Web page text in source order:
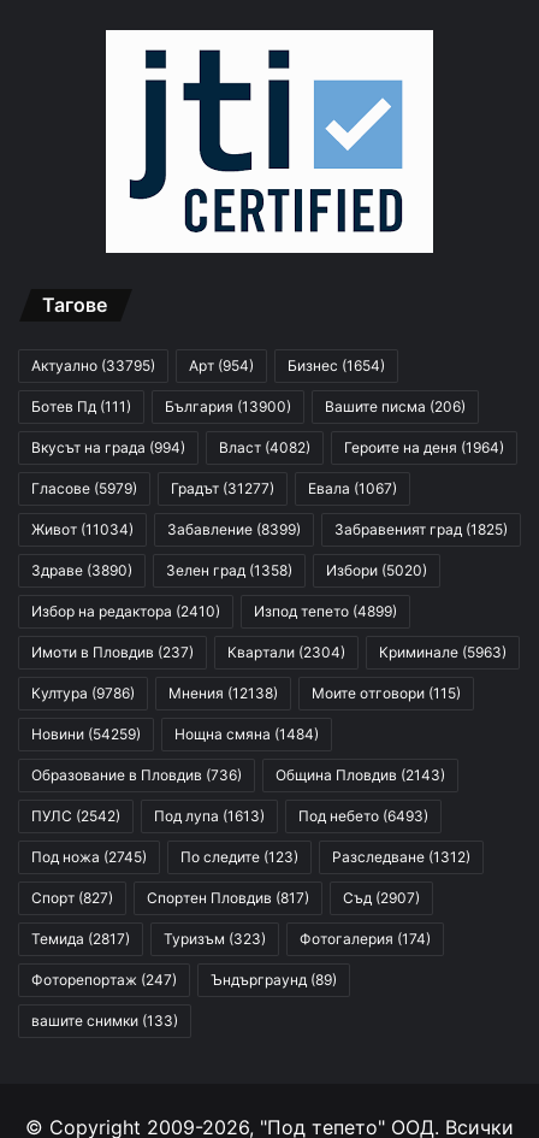
Тагове
Актуално (33795) Арт (954) Бизнес (1654)
Ботев Пд (111) България (13900) Вашите писма (206)
Вкусът на града (994) Власт (4082) Героите на деня (1964)
Гласове (5979) Градът (31277) Евала (1067)
Живот (11034) Забавление (8399) Забравеният град (1825)
Здраве (3890) Зелен град (1358) Избори (5020)
Избор на редактора (2410) Изпод тепето (4899)
Имоти в Пловдив (237) Квартали (2304) Криминале (5963)
Култура (9786) Мнения (12138) Моите отговори (115)
Новини (54259) Нощна смяна (1484)
Образование в Пловдив (736) Община Пловдив (2143)
ПУЛС (2542) Под лупа (1613) Под небето (6493)
Под ножа (2745) По следите (123) Разследване (1312)
Спорт (827) Спортен Пловдив (817) Съд (2907)
Темида (2817) Туризъм (323) Фотогалерия (174)
Фоторепортаж (247) Ъндърграунд (89)
вашите снимки (133)
© Copyright 2009-2026, "Под тепето" ООД. Всички